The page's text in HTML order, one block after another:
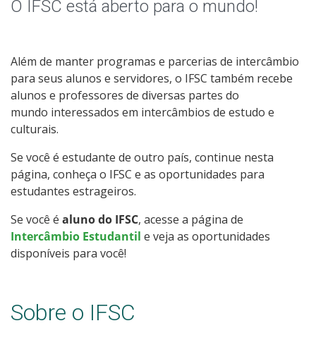
O IFSC está aberto para o mundo!
Além de manter programas e parcerias de intercâmbio
para seus alunos e servidores, o IFSC também recebe
alunos e professores de diversas partes do
mundo interessados em intercâmbios de estudo e
culturais.
Se você é estudante de outro país, continue nesta
página, conheça o IFSC e as oportunidades para
estudantes estrageiros.
Se você é aluno do IFSC, acesse a página de
Intercâmbio Estudantil e veja as oportunidades
disponíveis para você!
Sobre o IFSC